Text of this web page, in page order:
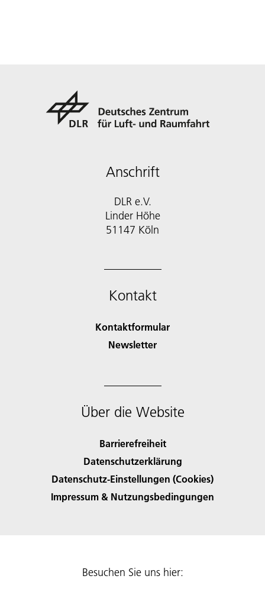
Anschrift
DLR e.V.
Linder Höhe
51147 Köln
Kontakt
Kontaktformular
Newsletter
Über die Website
Barrierefreiheit
Datenschutzerklärung
Datenschutz-Einstellungen (Cookies)
Impressum & Nutzungsbedingungen
Besuchen Sie uns hier: